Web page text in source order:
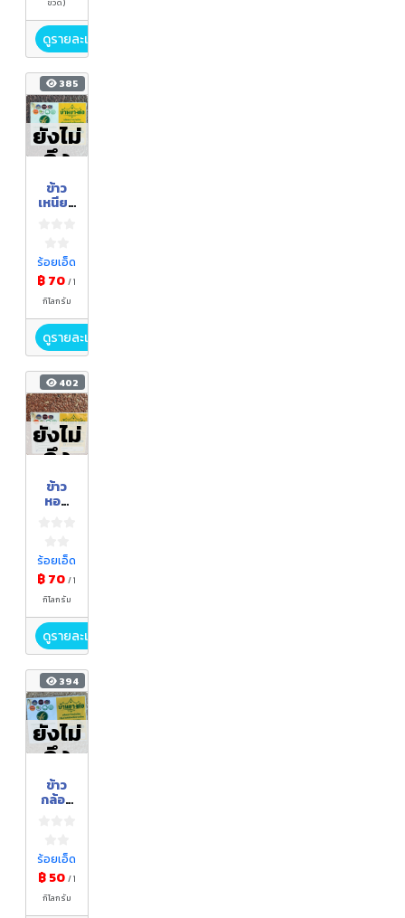
ขวด)
ดูรายละเอียด
385
ยังไม่
ถึง
ฤดูกา
ล
ข้าว
เหนียว
ร้อยเอ็ด
฿ 70/ 1
กิโลกรัม
ดูรายละเอียด
402
ยังไม่
ถึง
ฤดูกา
ล
ข้าว
หอม
ร้อยเอ็ด
฿ 70/ 1
กิโลกรัม
ดูรายละเอียด
394
ยังไม่
ถึง
ฤดูกา
ล
ข้าว
กล้อง
ร้อยเอ็ด
฿ 50 / 1
กิโลกรัม